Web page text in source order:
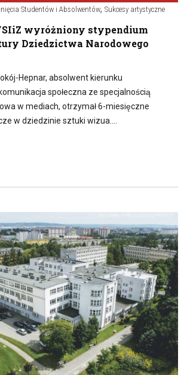
Studentów i Absolwentów, Sukcesy artystyczne
wyróżniony stypendium
Dziedzictwa Narodowego
Hepnar, absolwent kierunku
społeczna ze specjalnością
w mediach, otrzymał 6-miesięczne
w dziedzinie sztuki wizua….